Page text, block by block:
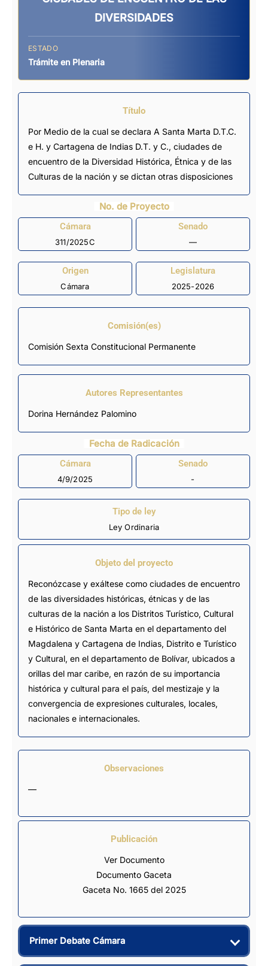
DIVERSIDADES
ESTADO
Trámite en Plenaria
Título
Por Medio de la cual se declara A Santa Marta D.T.C.
e H. y Cartagena de Indias D.T. y C., ciudades de
encuentro de la Diversidad Histórica, Étnica y de las
Culturas de la nación y se dictan otras disposiciones
No. de Proyecto
Cámara
311/2025C
Senado
—
Origen
Cámara
Legislatura
2025-2026
Comisión(es)
Comisión Sexta Constitucional Permanente
Autores Representantes
Dorina Hernández Palomino
Fecha de Radicación
Cámara
4/9/2025
Senado
-
Tipo de ley
Ley Ordinaria
Objeto del proyecto
Reconózcase y exáltese como ciudades de encuentro
de las diversidades históricas, étnicas y de las
culturas de la nación a los Distritos Turístico, Cultural
e Histórico de Santa Marta en el departamento del
Magdalena y Cartagena de Indias, Distrito e Turístico
y Cultural, en el departamento de Bolívar, ubicados a
orillas del mar caribe, en razón de su importancia
histórica y cultural para el país, del mestizaje y la
convergencia de expresiones culturales, locales,
nacionales e internacionales.
Observaciones
—
Publicación
Ver Documento
Documento Gaceta
Gaceta No. 1665 del 2025
Primer Debate Cámara